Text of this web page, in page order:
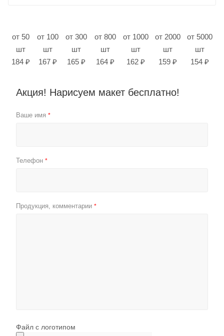
от 50
шт
184 ₽
от 100
шт
167 ₽
от 300
шт
165 ₽
от 800
шт
164 ₽
от 1000
шт
162 ₽
от 2000
шт
159 ₽
от 5000
шт
154 ₽
Акция! Нарисуем макет бесплатно!
Ваше имя *
Телефон *
Продукция, комментарии *
Файл с логотипом